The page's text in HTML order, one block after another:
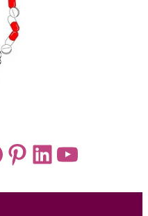
Pinterest
LinkedIn